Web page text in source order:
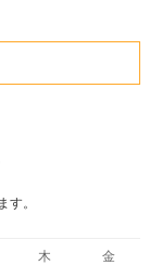
。
木 金